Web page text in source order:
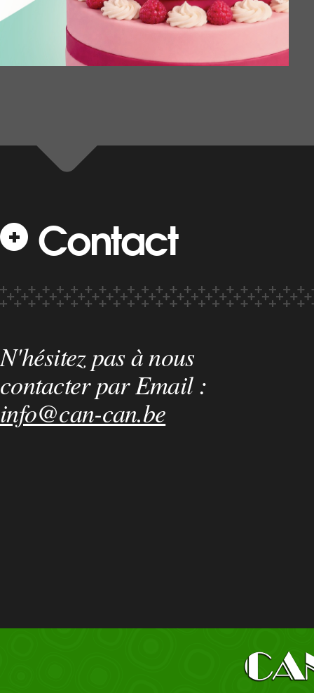
Contact
N'hésitez pas à nous
contacter par Email :
info@can-can.be